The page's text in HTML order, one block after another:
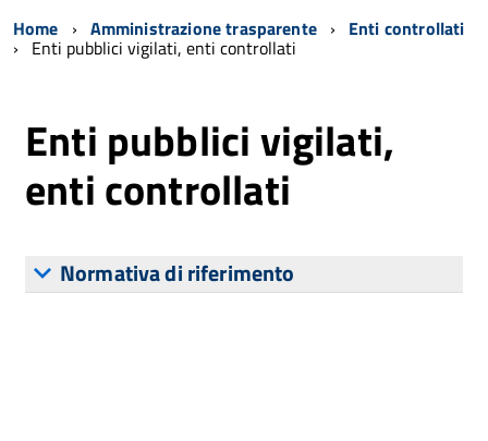
Home Amministrazione trasparente Enti controllati
Enti pubblici vigilati, enti controllati
Enti pubblici vigilati,
enti controllati
Normativa di riferimento